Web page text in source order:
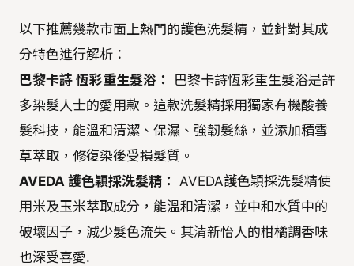
以下推薦幾款市面上熱門的護色洗髮精，並針對其成
分特色進行解析：
巴黎卡詩 恆彩重生髮浴：
巴黎卡詩恆彩重生髮浴是許
多染髮人士的愛用款。這款洗髮精採用獨家有機酸養
髮科技，能溫和清潔、保濕、強韌髮絲，並添加積雪
草萃取，修復染後受損髮質。
AVEDA 護色穎採洗髮精： AVEDA護色穎採洗髮精使
用米及玉米萃取成分，能溫和清潔，並中和水質中的
破壞因子，減少髮色流失。其清新怡人的柑橘調香味
也深受喜愛.